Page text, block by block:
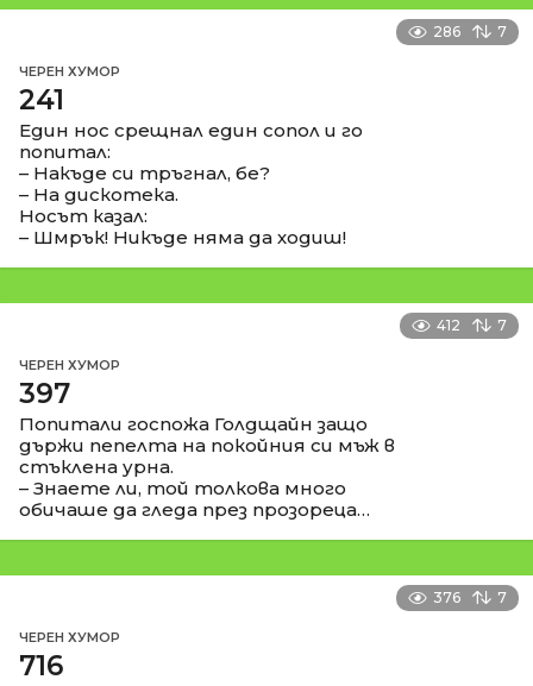
286 7
ЧЕРЕН ХУМОР
241
Един нос срещнал един сопол и го
попитал:
– Накъде си тръгнал, бе?
– На дискотека.
Носът казал:
– Шмрък! Никъде няма да ходиш!
412 7
ЧЕРЕН ХУМОР
397
Попитали госпожа Голдщайн защо
държи пепелта на покойния си мъж в
стъклена урна.
– Знаете ли, той толкова много
обичаше да гледа през прозореца…
376 7
ЧЕРЕН ХУМОР
716